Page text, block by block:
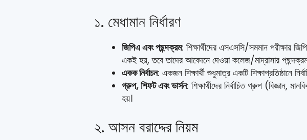
১. মেধামান নির্ধারণ
জিপিএ এবং পছন্দক্রম: শিক্ষার্থীদের এসএসসি/সমমান পরীক্ষার
একই হয়, তবে তাদের আবেদনে দেওয়া কলেজ/মাদ্রাসার পছন্দক্রম
একক নির্বাচন: একজন শিক্ষার্থী শুধুমাত্র একটি শিক্ষাপ্রতিষ্ঠানে
গ্রুপ, শিফট এবং ভার্সন: শিক্ষার্থীদের নির্বাচিত গ্রুপ (বিজ্ঞান,
হয়।
২. আসন বরাদ্দের নিয়ম